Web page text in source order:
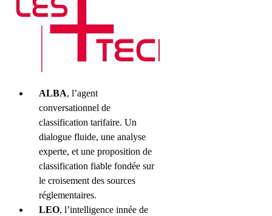
ALBA, l’agent
conversationnel de
classification tarifaire. Un
dialogue fluide, une analyse
experte, et une proposition de
classification fiable fondée sur
le croisement des sources
réglementaires.
LEO, l’intelligence innée de